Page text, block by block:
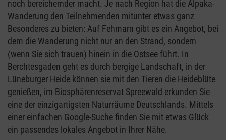
noch bereichernder macht. Je nach Region hat die Alpaka-
Wanderung den Teilnehmenden mitunter etwas ganz
Besonderes zu bieten: Auf Fehmarn gibt es ein Angebot, bei
dem die Wanderung nicht nur an den Strand, sondern
(wenn Sie sich trauen) hinein in die Ostsee führt. In
Berchtesgaden geht es durch bergige Landschaft, in der
Lüneburger Heide können sie mit den Tieren die Heideblüte
genießen, im Biosphärenreservat Spreewald erkunden Sie
eine der einzigartigsten Naturräume Deutschlands. Mittels
einer einfachen Google-Suche finden Sie mit etwas Glück
ein passendes lokales Angebot in Ihrer Nähe.